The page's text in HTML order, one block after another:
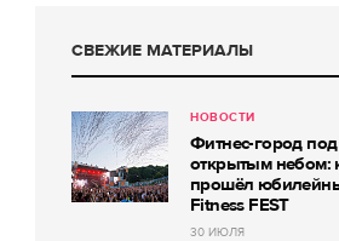
СВЕЖИЕ МАТЕРИАЛЫ
НОВОСТИ
Фитнес-город под
открытым небом:
прошёл
Fitness FEST
30 ИЮЛЯ